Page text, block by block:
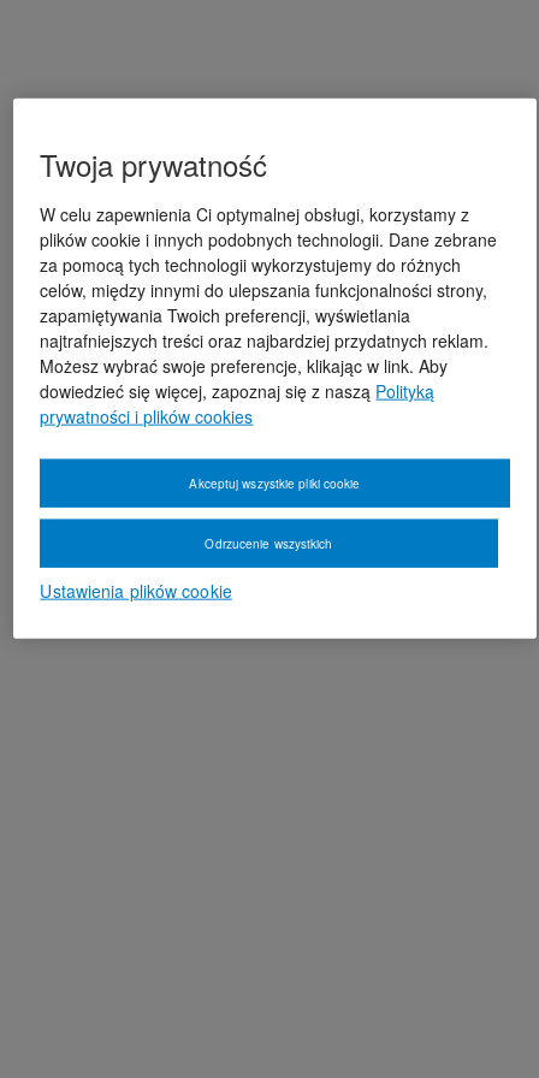
Twoja prywatność
W celu zapewnienia Ci optymalnej obsługi, korzystamy z
plików cookie i innych podobnych technologii. Dane zebrane
za pomocą tych technologii wykorzystujemy do różnych
celów, między innymi do ulepszania funkcjonalności strony,
zapamiętywania Twoich preferencji, wyświetlania
najtrafniejszych treści oraz najbardziej przydatnych reklam.
Możesz wybrać swoje preferencje, klikając w link. Aby
dowiedzieć się więcej, zapoznaj się z naszą Polityką
prywatności i plików cookies
Ustawienia plików cookie
Odrzucenie wszystkich
Akceptuj wszystkie pliki cookie